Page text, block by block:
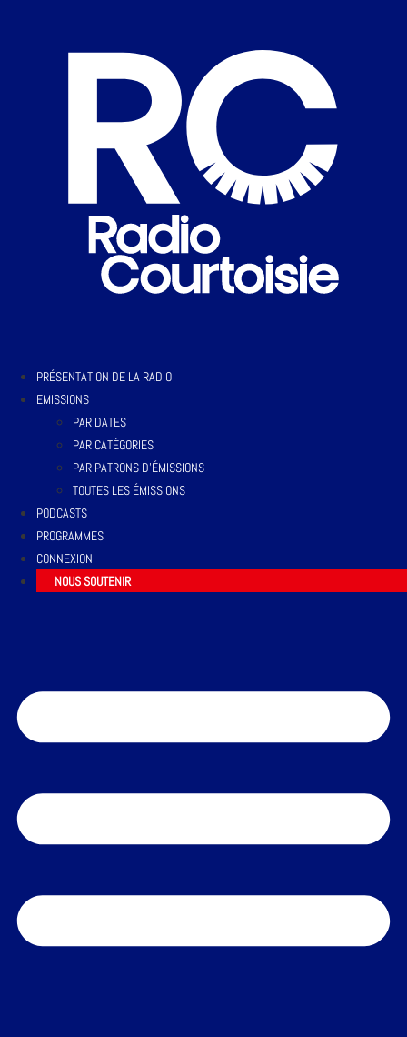
PRÉSENTATION DE LA RADIO
EMISSIONS
PAR DATES
PAR CATÉGORIES
PAR PATRONS D’ÉMISSIONS
TOUTES LES ÉMISSIONS
PODCASTS
PROGRAMMES
CONNEXION
NOUS SOUTENIR